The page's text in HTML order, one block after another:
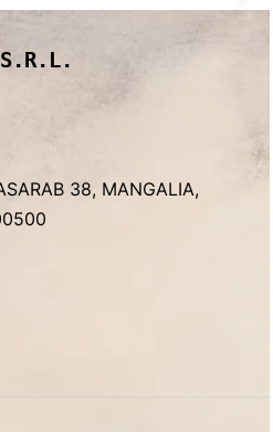
S.R.L.
38, MANGALIA,